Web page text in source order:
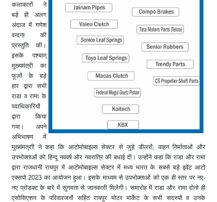
कलाकारों ने
बड़े ही अलग
अंदाज में गणेश
वन्दना की
प्रस्तुति की।
इसके पश्चात्
मुख्यमंत्री का
फूलों के बड़े
हार द्वारा सभी
राडा व रामा के
पदाधिकारियों
द्वारा किया
गया। अपने
अभिभाषण में
मुख्यंमत्राी ने कहा कि आटोमोबाइल्स सेक्टर से जुड़े डीलरों, वाहन निर्माताओं और
उपभोक्ताओं को हिन्दू नववर्ष और नवरात्रि की बधाई दी। उन्होंने कहा कि राडा और रामा
द्वारा राजधानी रायपुर में आटोमोबाइल्स सेक्टर में मध्य भारत के सबसे बड़े इवेंट आटो
एक्सपो 2023 का आयोजन हुआ। इसके माध्यम से उपभोक्ताओं को एक ही स्तर पर नए-
नए प्रोडक्ट के बारे में सुगमता से जानकारी मिलेगी। समारोह में राडा और रामा दोनो ही
एसोसिएशन के परिवारजनों सहित रायपुर मोटर मार्केट के सभी सदस्यों व उनके